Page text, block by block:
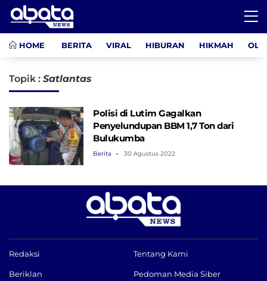
HOME BERITA VIRAL HIBURAN HIKMAH
Topik : Satlantas
Polisi di Lutim Gagalkan
Penyelundupan BBM 1,7 Ton dari
Bulukumba
Berita 30 Agustus 2022
Redaksi Tentang Kami
Beriklan Pedoman Media Siber